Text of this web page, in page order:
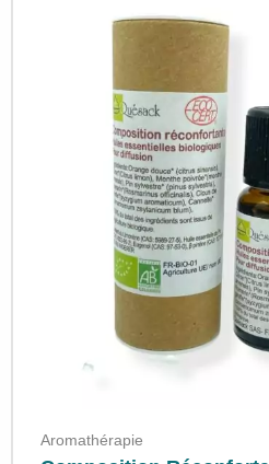
Aromathérapie